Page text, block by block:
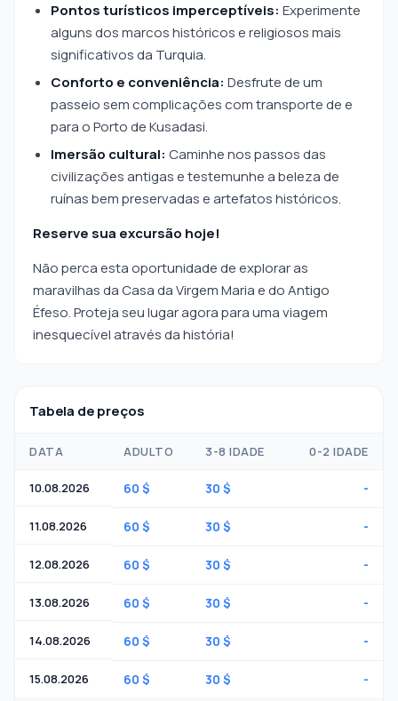
Pontos turísticos imperceptíveis: Experimente
alguns dos marcos históricos e religiosos mais
significativos da Turquia.
Conforto e conveniência: Desfrute de um
passeio sem complicações com transporte de e
para o Porto de Kusadasi.
Imersão cultural: Caminhe nos passos das
civilizações antigas e testemunhe a beleza de
ruínas bem preservadas e artefatos históricos.
Reserve sua excursão hoje!
Não perca esta oportunidade de explorar as
maravilhas da Casa da Virgem Maria e do Antigo
Éfeso. Proteja seu lugar agora para uma viagem
inesquecível através da história!
Tabela de preços
DATA ADULTO 3-8 IDADE 0-2 IDADE
10.08.2026 60 $ 30 $ -
11.08.2026 60 $ 30 $ -
12.08.2026 60 $ 30 $ -
13.08.2026 60 $ 30 $ -
14.08.2026 60 $ 30 $ -
15.08.2026 60 $ 30 $ -